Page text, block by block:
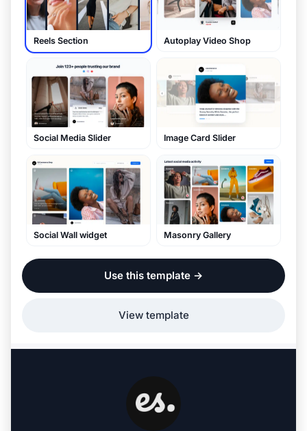
Reels Section Autoplay Video Shop
Social Media Slider Image Card Slider
Social Wall widget Masonry Gallery
Use this template →
View template